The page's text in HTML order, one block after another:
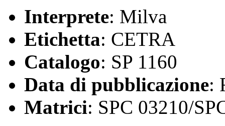
Interprete: Milva
Etichetta: CETRA
Catalogo: SP 1160
Data di pubblicazione:
Matrici: SPC 03210/